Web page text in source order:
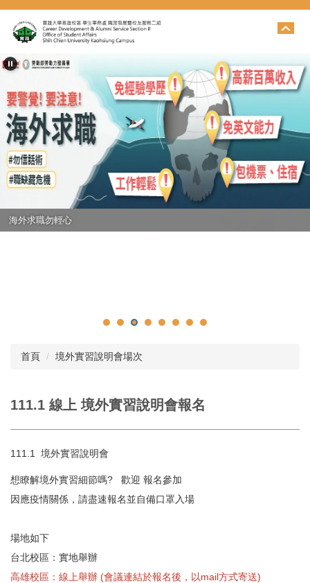
跳
到
主
內
區
海外求職勿輕心
首頁 境外實習說明會場次
111.1 線上 境外實習說明會報名
111.1 境外實習說明會
想瞭解境外實習細節嗎? 歡迎 報名參加
因應疫情關係，請盡速報名並自備口罩入場
場地如下
台北校區：實地舉辦
高雄校區：線上舉辦 (會議連結於報名後，以mail方式寄送)